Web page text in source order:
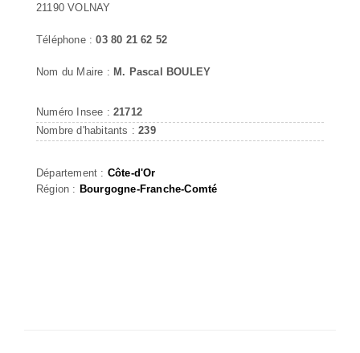
21190 VOLNAY
Téléphone :03 80 21 62 52
Nom du Maire : M. Pascal BOULEY
Numéro Insee : 21712
Nombre d'habitants :239
Département : Côte-d'Or
Région : Bourgogne-Franche-Comté